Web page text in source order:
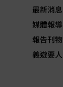
最新消息
媒體報導
報告刊物
義遊要人